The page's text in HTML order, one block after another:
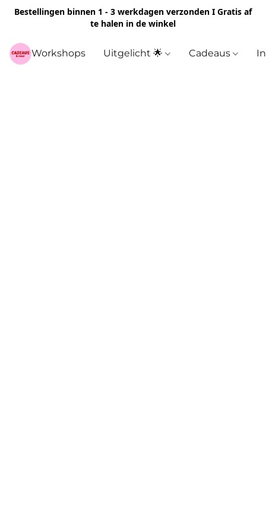
Bestellingen binnen 1 - 3 werkdagen verzonden I Gratis af
te halen in de winkel
Workshops Uitgelicht 🌟 Cadeaus